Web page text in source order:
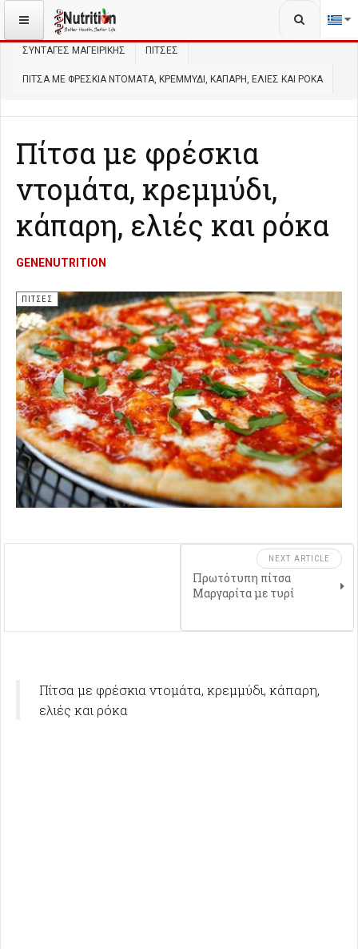
ΒΡΊΣΚΕΣΤΕ ΕΔΏ:
ΣΥΝΤΑΓΈΣ ΜΑΓΕΙΡΙΚΉΣ ΠΊΤΣΕΣ
ΠΊΤΣΑ ΜΕ ΦΡΈΣΚΙΑ ΝΤΟΜΆΤΑ, ΚΡΕΜΜΎΔΙ, ΚΆΠΑΡΗ, ΕΛΙΈΣ ΚΑΙ ΡΌΚΑ
Πίτσα με φρέσκια
ντομάτα, κρεμμύδι,
κάπαρη, ελιές και ρόκα
GENENUTRITION
ΠΊΤΣΕΣ
NEXT ARTICLE
Πρωτότυπη πίτσα
Μαργαρίτα με τυρί
Πίτσα με φρέσκια ντομάτα, κρεμμύδι, κάπαρη,
ελιές και ρόκα